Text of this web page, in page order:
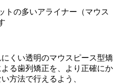
トの多いアライナー（マウス
くい透明のマウスピース型矯
る歯列矯正を、より正確にか
方法で行えるよう、